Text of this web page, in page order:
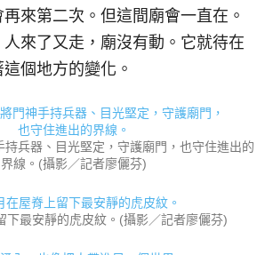
來第二次。但這間廟會一直在。
來了又走，廟沒有動。它就待在
個地方的變化。
持兵器、目光堅定，守護廟門，也守住進出的
界線。(攝影／記者廖儷芬)
下最安靜的虎皮紋。(攝影／記者廖儷芬)